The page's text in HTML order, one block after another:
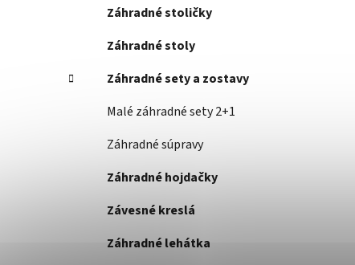
Záhradné stoličky
Záhradné stoly
Záhradné sety a zostavy
Malé záhradné sety 2+1
Záhradné súpravy
Záhradné hojdačky
Závesné kreslá
Záhradné lehátka